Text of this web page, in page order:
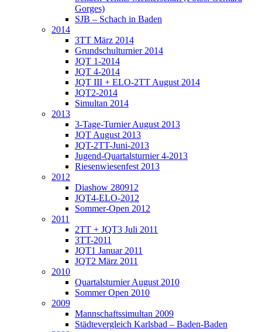
Gorges)
SJB – Schach in Baden
2014
3TT März 2014
Grundschulturnier 2014
JQT 1-2014
JQT 4-2014
JQT III + ELO-2TT August 2014
JQT2-2014
Simultan 2014
2013
3-Tage-Turnier August 2013
JQT August 2013
JQT-2TT-Juni-2013
Jugend-Quartalsturnier 4-2013
Riesenwiesenfest 2013
2012
Diashow 280912
JQT4-ELO-2012
Sommer-Open 2012
2011
2TT + JQT3 Juli 2011
3TT-2011
JQT1 Januar 2011
JQT2 März 2011
2010
Quartalsturnier August 2010
Sommer Open 2010
2009
Mannschaftssimultan 2009
Städtevergleich Karlsbad – Baden-Baden